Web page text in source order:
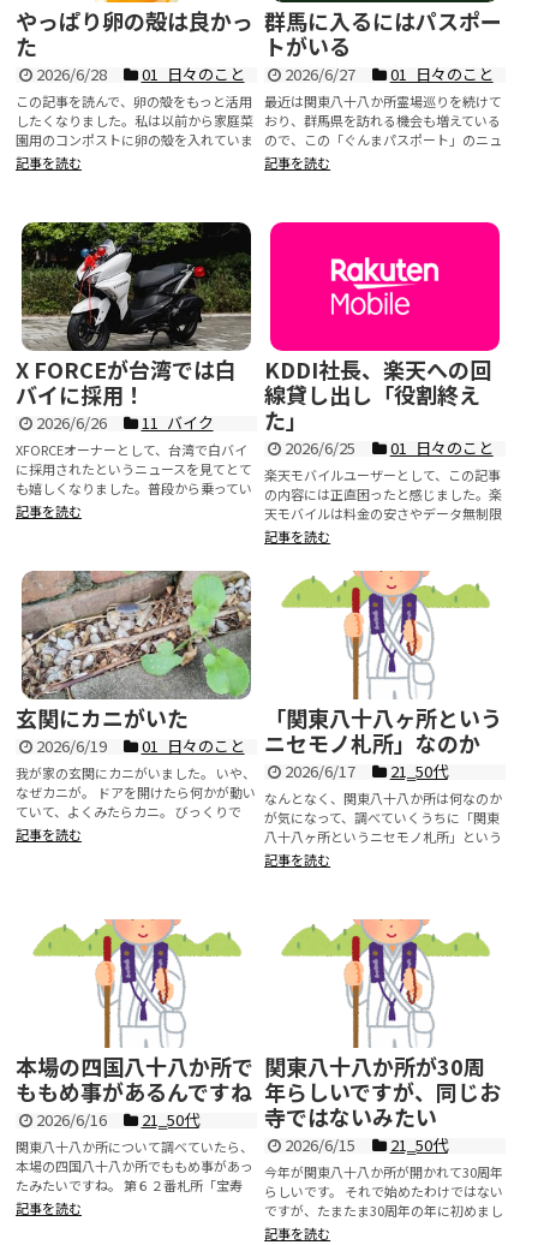
やっぱり卵の殻は良かっ
た
2026/6/28 01_日々のこと
この記事を読んで、卵の殻をもっと活用
したくなりました。私は以前から家庭菜
園用のコンポストに卵の殻を入れていま
したが、正直...
記事を読む
群馬に入るにはパスポー
トがいる
2026/6/27 01_日々のこと
最近は関東八十八か所霊場巡りを続けて
おり、群馬県を訪れる機会も増えている
ので、この「ぐんまパスポート」のニュ
ースにはとて...
記事を読む
X FORCEが台湾では白
バイに採用！
2026/6/26 11_バイク
XFORCEオーナーとして、台湾で白バイ
に採用されたというニュースを見てとて
も嬉しくなりました。普段から乗ってい
るバイクが公的機...
記事を読む
KDDI社長、楽天への回
線貸し出し「役割終え
た」
2026/6/25 01_日々のこと
楽天モバイルユーザーとして、この記事
の内容には正直困ったと感じました。楽
天モバイルは料金の安さやデータ無制限
が魅力で利用...
記事を読む
玄関にカニがいた
2026/6/19 01_日々のこと
我が家の玄関にカニがいました。 いや、
なぜカニが。 ドアを開けたら何かが動い
ていて、よくみたらカニ。 びっくりで
す。 まぁ川が近...
記事を読む
「関東八十八ヶ所という
ニセモノ札所」なのか
2026/6/17 21‗50代
なんとなく、関東八十八か所は何なのか
が気になって、調べていくうちに「関東
八十八ヶ所というニセモノ札所」という
ページに行きつき、さらに...
記事を読む
本場の四国八十八か所で
ももめ事があるんですね
2026/6/16 21‗50代
関東八十八か所について調べていたら、
本場の四国八十八か所でももめ事があっ
たみたいですね。 第６２番札所「宝寿
寺...
記事を読む
関東八十八か所が30周
年らしいですが、同じお
寺ではないみたい
2026/6/15 21‗50代
今年が関東八十八か所が開かれて30周年
らしいです。 それで始めたわけではない
ですが、たまたま30周年の年に初めまし
た。 ...
記事を読む